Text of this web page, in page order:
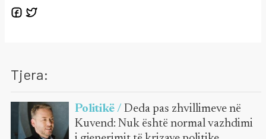
Tjera:
Politikë / Deda pas zhvillimeve në
Kuvend: Nuk është normal vazhdimi